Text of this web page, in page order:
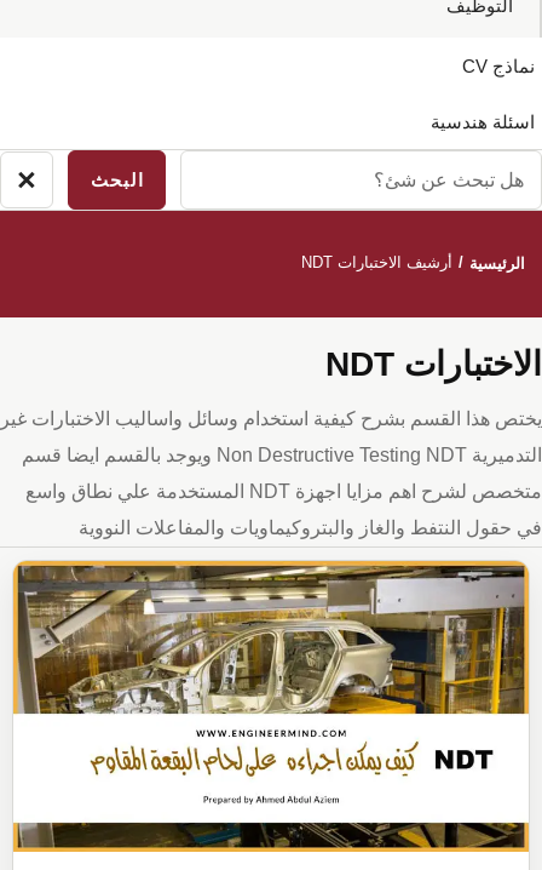
التوظيف
نماذج CV
اسئلة هندسية
تبحث
شئ؟
×
الرئيسية / أرشيف الاختبارات NDT
الاختبارات NDT
يختص هذا القسم بشرح كيفية استخدام وسائل واساليب الاختبارات غير
التدميرية Non Destructive Testing NDT ويوجد بالقسم ايضا قسم
متخصص لشرح اهم مزايا اجهزة NDT المستخدمة علي نطاق واسع
في حقول النتفط والغاز والبتروكيماويات والمفاعلات النووية